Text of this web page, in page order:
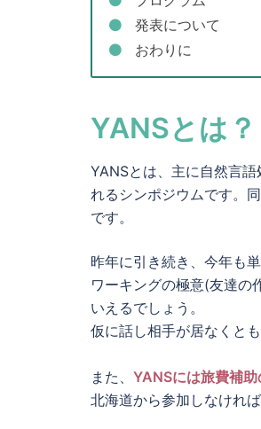
発表について
おわりに
YANSとは？
YANSとは、主に自然言
れるシンポジウムです。
です。
昨年に引き続き、今年も
ワーキングの極意(友達の
いえるでしょう。
仮に話し相手が居なくと
また、 YANSには旅費補
北海道から参加しなけれ